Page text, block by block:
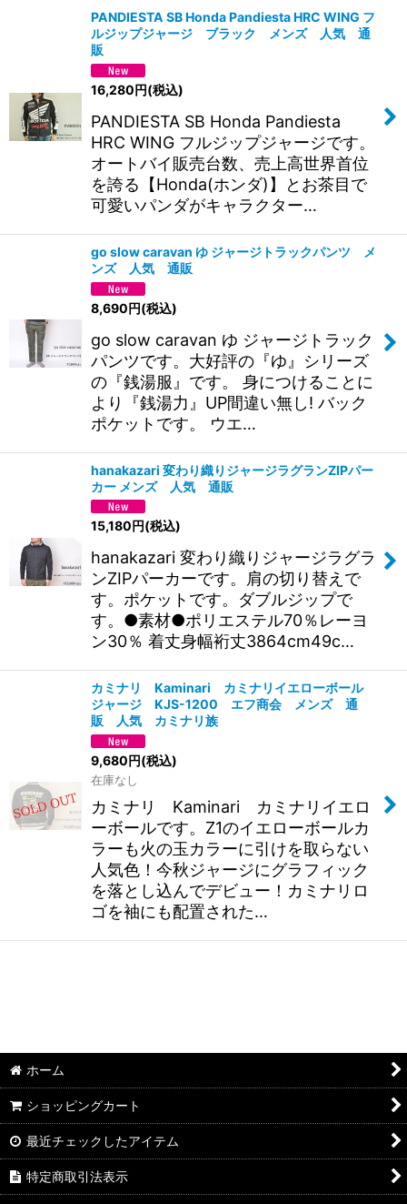
PANDIESTA SB Honda Pandiesta HRC WING フ
ルジップジャージ ブラック メンズ 人気 通
販
16,280円(税込)
PANDIESTA SB Honda Pandiesta
HRC WING フルジップジャージです。
オートバイ販売台数、売上高世界首位
を誇る【Honda(ホンダ)】とお茶目で
可愛いパンダがキャラクター…
go slow caravan ゆ ジャージトラックパンツ メ
ンズ 人気 通販
8,690円(税込)
go slow caravan ゆ ジャージトラック
パンツです。大好評の『ゆ』シリーズ
の『銭湯服』です。 身につけることに
より『銭湯力』UP間違い無し! バック
ポケットです。 ウエ…
hanakazari 変わり織りジャージラグランZIPパー
カー メンズ 人気 通販
15,180円(税込)
hanakazari 変わり織りジャージラグラ
ンZIPパーカーです。肩の切り替えで
す。ポケットです。ダブルジップで
す。●素材●ポリエステル70％レーヨ
ン30％ 着丈身幅裄丈3864cm49c…
カミナリ Kaminari カミナリイエローボール
ジャージ KJS-1200 エフ商会 メンズ 通
販 人気 カミナリ族
9,680円(税込)
在庫なし
カミナリ Kaminari カミナリイエロ
ーボールです。Z1のイエローボールカ
ラーも火の玉カラーに引けを取らない
人気色！今秋ジャージにグラフィック
を落とし込んでデビュー！カミナリロ
ゴを袖にも配置された…
ホーム
ショッピングカート
最近チェックしたアイテム
特定商取引法表示